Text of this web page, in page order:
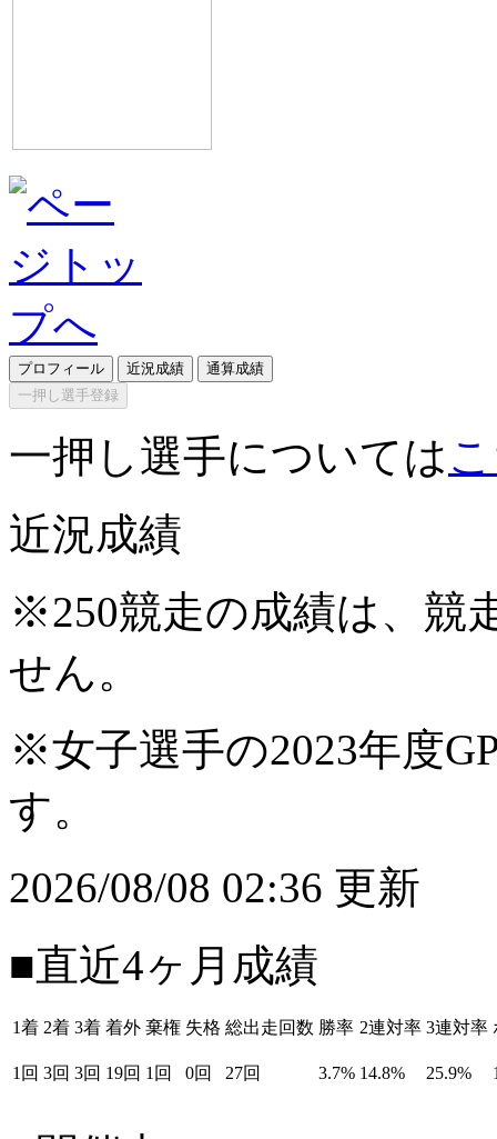
プロフィール 近況成績
通算成績
一押し選手登録
一押し選手については
近況成績
※250競走の成績は、競
せん。
※女子選手の2023年度
す。
2026/08/08 02:36 更新
■直近4ヶ月成績
1着 2着 3着 着外 棄権 失格 総出走回数 勝率 2連対率 3連対率
1回 3回 3回 19回 1回 0回 27回 3.7% 14.8% 25.9%